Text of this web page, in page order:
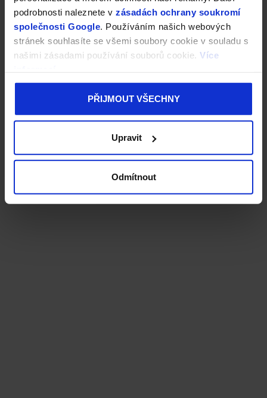
podrobnosti naleznete v zásadách ochrany soukromí
společnosti Google. Používáním našich webových
stránek souhlasíte se všemi soubory cookie v souladu s
našimi zásadami používání souborů cookie. Více
PŘIJMOUT VŠECHNY
Upravit
Odmítnout